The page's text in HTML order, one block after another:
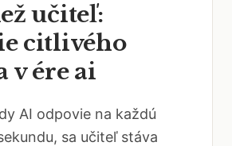
učiteľ:
citlivého
v ére ai
AI odpovie na každú
sa učiteľ stáva